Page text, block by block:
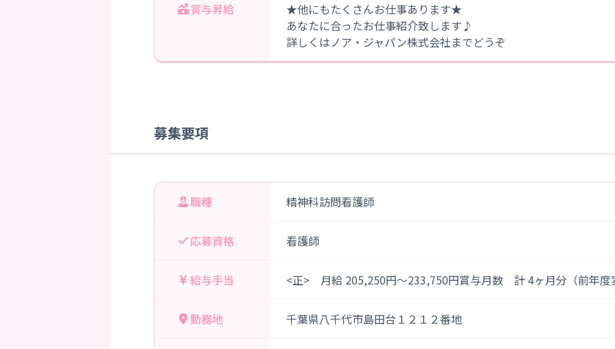
賞与昇給
★他にもたくさんお仕事あります★
あなたに合ったお仕事紹介致します♪
詳しくはノア・ジャパン株式会社までどうぞ
募集要項
職種 精神科訪問看護師
応募資格 看護師
給与手当 <正> 月給 205,250円～233,750円賞与月数 計 4ヶ月分（前年度
勤務地 千葉県八千代市島田台１２１２番地